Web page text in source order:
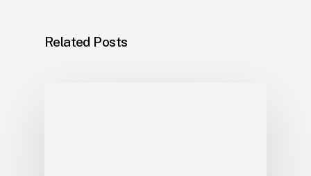
Related Posts